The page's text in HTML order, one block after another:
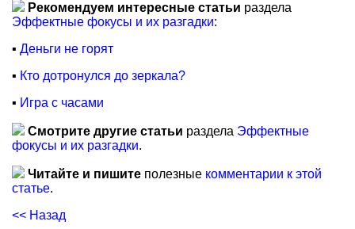
Рекомендуем интересные статьи раздела
Эффектные фокусы и их разгадки:
▪ Деньги не горят
▪ Кто дотронулся до зеркала?
▪ Игра с часами
Смотрите другие статьи раздела Эффектные
фокусы и их разгадки.
Читайте и пишите полезные комментарии к этой
статье.
<< Назад